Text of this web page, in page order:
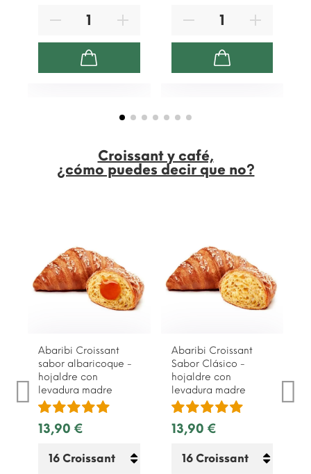
Croissant y café,
¿cómo puedes decir que no?
Abaribi Croissant
sabor albaricoque -
hojaldre con
levadura madre
13,90 €
Abaribi Croissant
Sabor Clásico -
hojaldre con
levadura madre
13,90 €